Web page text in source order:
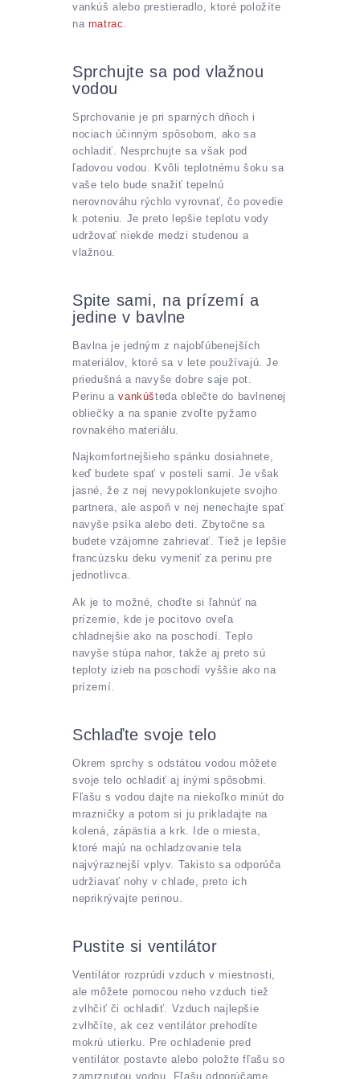
vankúš alebo prestieradlo, ktoré položíte
na matrac.
Sprchujte sa pod vlažnou
vodou
Sprchovanie je pri sparných dňoch i
nociach účinným spôsobom, ako sa
ochladiť. Nesprchujte sa však pod
ľadovou vodou. Kvôli teplotnému šoku sa
vaše telo bude snažiť tepelnú
nerovnováhu rýchlo vyrovnať, čo povedie
k poteniu. Je preto lepšie teplotu vody
udržovať niekde medzi studenou a
vlažnou.
Spite sami, na prízemí a
jedine v bavlne
Bavlna je jedným z najobľúbenejších
materiálov, ktoré sa v lete používajú. Je
priedušná a navyše dobre saje pot.
Perinu avankúšteda oblečte do bavlnenej
obliečky a na spanie zvoľte pyžamo
rovnakého materiálu.
Najkomfortnejšieho spánku dosiahnete,
keď budete spať v posteli sami. Je však
jasné, že z nej nevypoklonkujete svojho
partnera, ale aspoň v nej nenechajte spať
navyše psíka alebo deti. Zbytočne sa
budete vzájomne zahrievať. Tiež je lepšie
francúzsku deku vymeniť za perinu pre
jednotlivca.
Ak je to možné, choďte si ľahnúť na
prízemie, kde je pocitovo oveľa
chladnejšie ako na poschodí. Teplo
navyše stúpa nahor, takže aj preto sú
teploty izieb na poschodí vyššie ako na
prízemí.
Schlaďte svoje telo
Okrem sprchy s odstátou vodou môžete
svoje telo ochladiť aj inými spôsobmi.
Fľašu s vodou dajte na niekoľko minút do
mrazničky a potom si ju prikladajte na
kolená, zápästia a krk. Ide o miesta,
ktoré majú na ochladzovanie tela
najvýraznejší vplyv. Takisto sa odporúča
udržiavať nohy v chlade, preto ich
neprikrývajte perinou.
Pustite si ventilátor
Ventilátor rozprúdi vzduch v miestnosti,
ale môžete pomocou neho vzduch tiež
zvlhčiť či ochladiť. Vzduch najlepšie
zvlhčíte, ak cez ventilátor prehodíte
mokrú utierku. Pre ochladenie pred
ventilátor postavte alebo položte fľašu so
zamrznutou vodou. Fľašu odporúčame